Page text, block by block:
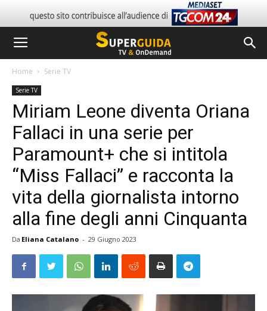
Home Serie TV
Serie TV
Miriam Leone diventa Oriana
Fallaci in una serie per
Paramount+ che si intitola
“Miss Fallaci” e racconta la
vita della giornalista intorno
alla fine degli anni Cinquanta
Da Eliana Catalano - 29 Giugno 2023